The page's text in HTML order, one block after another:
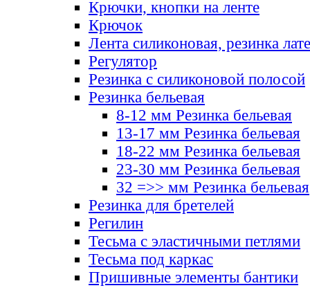
Крючки, кнопки на ленте
Крючок
Лента силиконовая, резинка
Регулятор
Резинка с силиконовой полосой
Резинка бельевая
8-12 мм Резинка бельевая
13-17 мм Резинка бельевая
18-22 мм Резинка бельевая
23-30 мм Резинка бельевая
32 =>> мм Резинка бельевая
Резинка для бретелей
Регилин
Тесьма с эластичными петлями
Тесьма под каркас
Пришивные элементы бантики